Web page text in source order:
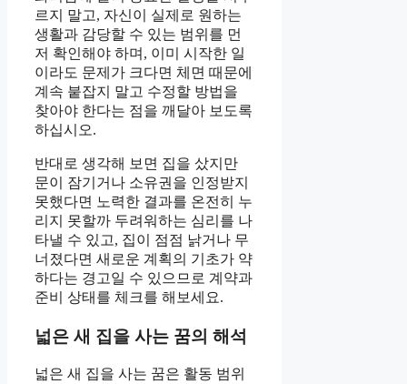
르지 말고, 자신이 실제로 원하는
생활과 감당할 수 있는 범위를 먼
저 확인해야 하며, 이미 시작한 일
이라도 문제가 크다면 체면 때문에
계속 붙잡지 말고 수정할 방법을
찾아야 한다는 점을 깨달아 보도록
하십시오.
반대로 생각해 보면 집을 샀지만
문이 잠기거나 소유권을 인정받지
못했다면 노력한 결과를 온전히 누
리지 못할까 두려워하는 심리를 나
타낼 수 있고, 집이 점점 낡거나 무
너졌다면 새로운 계획의 기초가 약
하다는 경고일 수 있으므로 계약과
준비 상태를 체크를 해보세요.
넓은 새 집을 사는 꿈의 해석
넓은 새 집을 사는 꿈은 활동 범위